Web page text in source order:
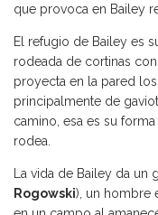
que provoca en Bailey
El refugio de Bailey es
rodeada de cortinas
proyecta en la pared
principalmente de
camino, esa es su
rodea.
La vida de Bailey da
Rogowski), un hombre